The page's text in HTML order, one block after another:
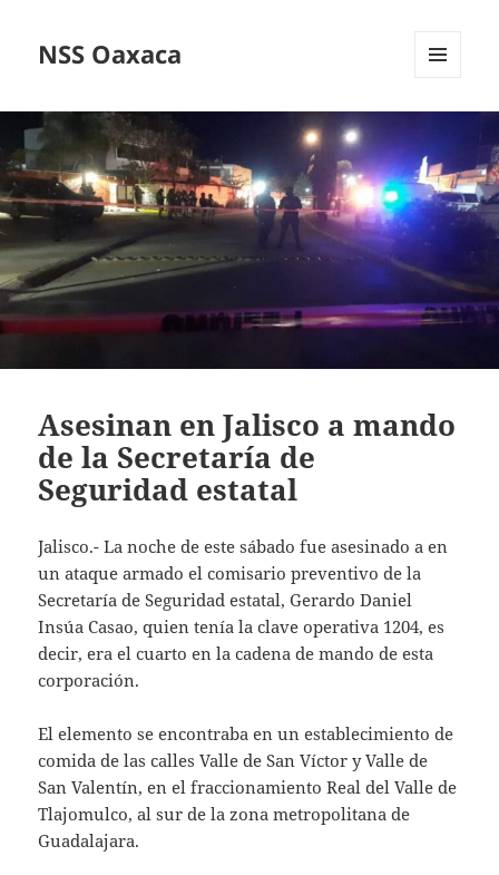
NSS Oaxaca
Asesinan en Jalisco a mando
de la Secretaría de
Seguridad estatal
Jalisco.- La noche de este sábado fue asesinado a en
un ataque armado el comisario preventivo de la
Secretaría de Seguridad estatal, Gerardo Daniel
Insúa Casao, quien tenía la clave operativa 1204, es
decir, era el cuarto en la cadena de mando de esta
corporación.
El elemento se encontraba en un establecimiento de
comida de las calles Valle de San Víctor y Valle de
San Valentín, en el fraccionamiento Real del Valle de
Tlajomulco, al sur de la zona metropolitana de
Guadalajara.